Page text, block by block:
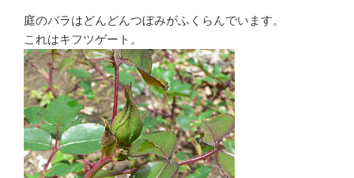
庭のバラはどんどんつぼみがふくらんでいます。
これはキフツゲート。